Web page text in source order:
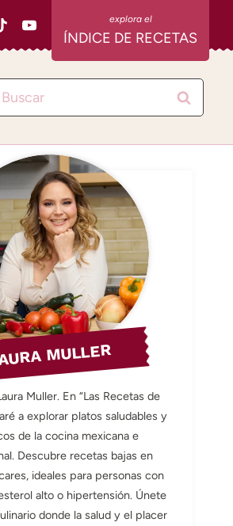
ÍNDICE DE RECETAS
Buscar:
MULLER
Muller. En “Las Recetas de
a explorar platos saludables y
de la cocina mexicana e
Descubre recetas bajas en
ideales para personas con
alto o hipertensión. Únete
donde la salud y el placer